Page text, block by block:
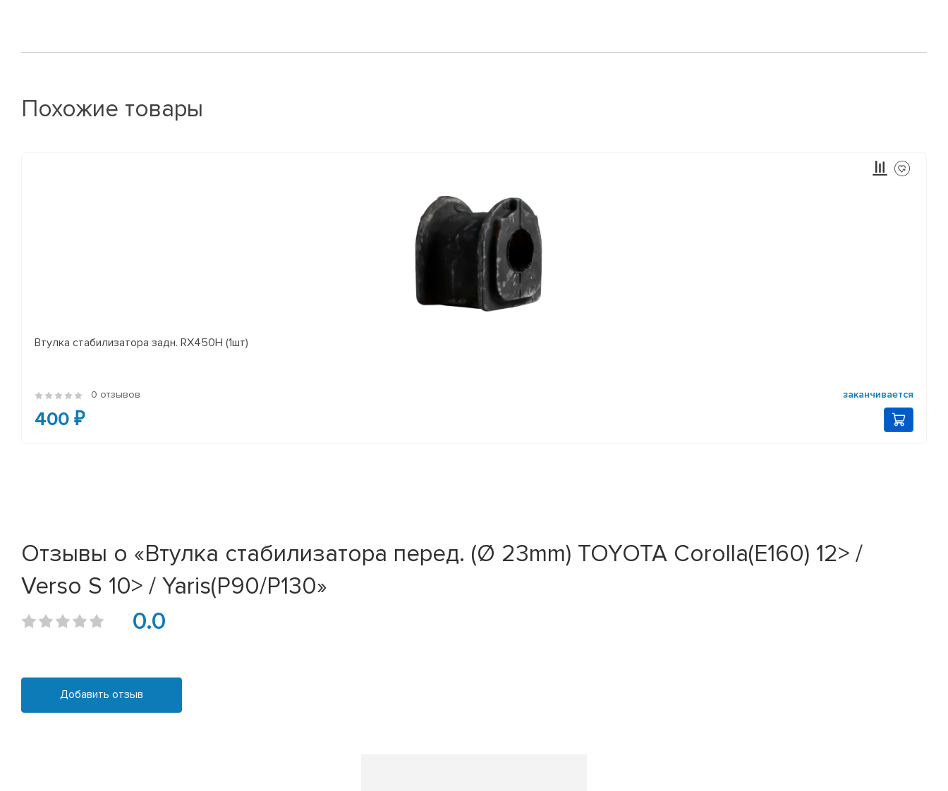
Похожие товары
Втулка стабилизатора задн. RX450H (1шт)
0 отзывов заканчивается
400 ₽
Отзывы о «Втулка стабилизатора перед. (Ø 23mm) TOYOTA Corolla(E160) 12> /
Verso S 10> / Yaris(P90/P130»
0.0
Добавить отзыв